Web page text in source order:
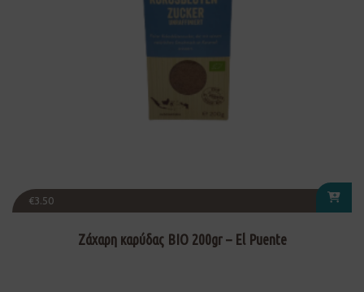
€3.50
Ζάχαρη καρύδας ΒΙΟ 200gr – El Puente